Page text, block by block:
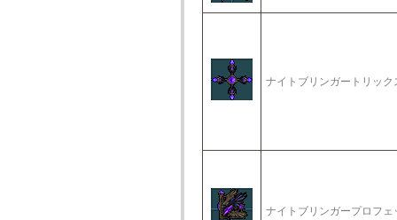
ナイトブリンガートリック
ナイトブリンガープロフェ